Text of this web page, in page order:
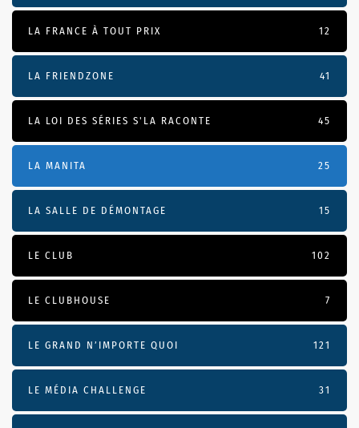
LA FRANCE À TOUT PRIX 12
LA FRIENDZONE 41
LA LOI DES SÉRIES S'LA RACONTE 45
LA MANITA 25
LA SALLE DE DÉMONTAGE 15
LE CLUB 102
LE CLUBHOUSE 7
LE GRAND N’IMPORTE QUOI 121
LE MÉDIA CHALLENGE 31